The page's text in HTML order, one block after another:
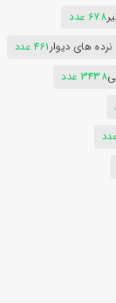
678 عدد
های دیوار461 عدد
3438 عدد